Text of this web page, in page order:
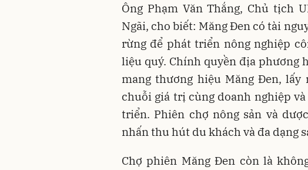
Ông Phạm Văn Thắng, Chủ tịch
Ngãi, cho biết: Măng Đen có tài
rừng để phát triển nông nghiệp
liệu quý. Chính quyền địa phương
mang thương hiệu Măng Đen,
chuỗi giá trị cùng doanh nghiệp
triển. Phiên chợ nông sản và
nhấn thu hút du khách và đa dạng
Chợ phiên Măng Đen còn là